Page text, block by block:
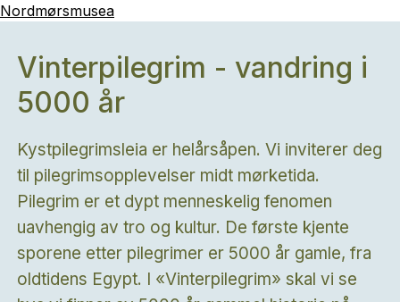
Nordmørsmusea
Vinterpilegrim - vandring i
5000 år
Kystpilegrimsleia er helårsåpen. Vi inviterer deg
til pilegrimsopplevelser midt mørketida.
Pilegrim er et dypt menneskelig fenomen
uavhengig av tro og kultur. De første kjente
sporene etter pilegrimer er 5000 år gamle, fra
oldtidens Egypt. I «Vinterpilegrim» skal vi se